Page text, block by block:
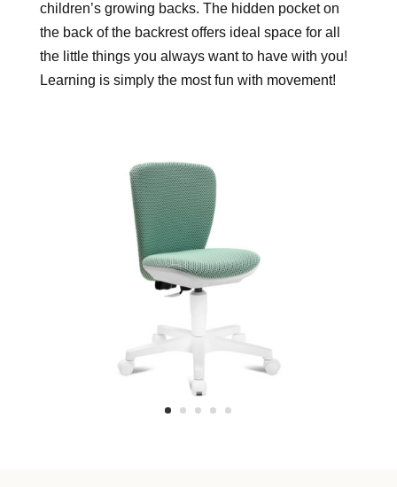
children’s growing backs. The hidden pocket on
the back of the backrest offers ideal space for all
the little things you always want to have with you!
Learning is simply the most fun with movement!